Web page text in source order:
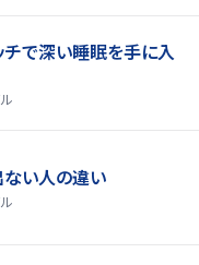
チで深い睡眠を手に入
い人の違い